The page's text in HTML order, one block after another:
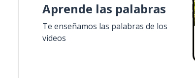
Aprende las palabras
Te enseñamos las palabras de los
videos